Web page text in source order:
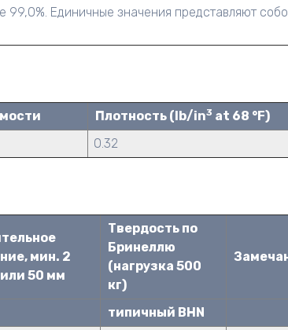
Единичные значения представляют
Плотность (lb/in3 at 68 °F)
0.32
мин. 2
50 мм
Твердость по
Бринеллю
(нагрузка 500
кг)
типичный BHN